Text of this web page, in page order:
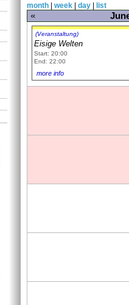
month | week | day | list
«
(Veranstaltung)
Eisige Welten
Start: 20:00
End: 22:00
more info